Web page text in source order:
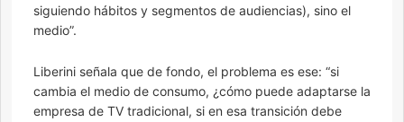
siguiendo hábitos y segmentos de audiencias), sino el
medio”.
Liberini señala que de fondo, el problema es ese: “si
cambia el medio de consumo, ¿cómo puede adaptarse la
empresa de TV tradicional, si en esa transición debe